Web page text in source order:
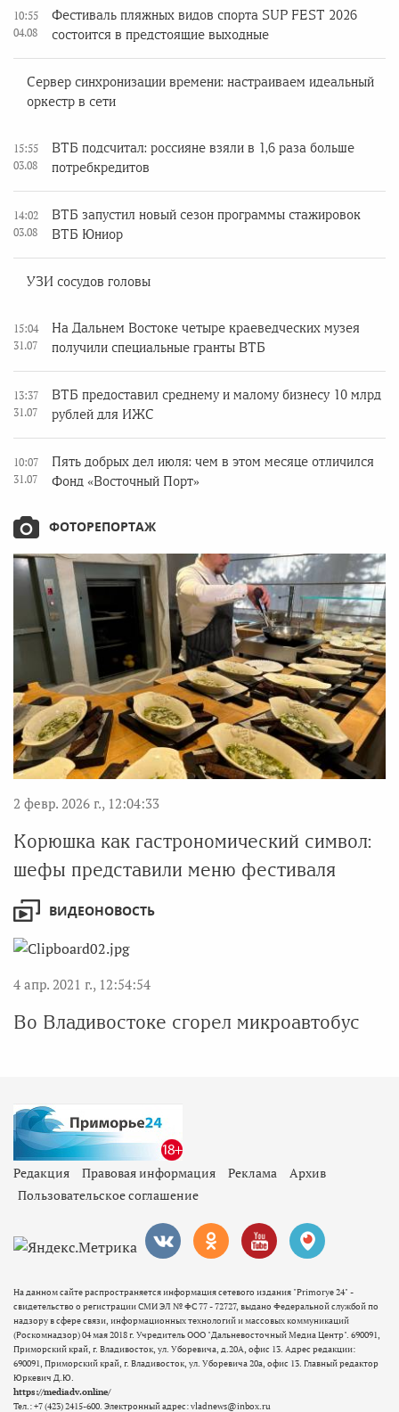
10:55
04.08
Фестиваль пляжных видов спорта SUP FEST 2026
состоится в предстоящие выходные
Сервер синхронизации времени: настраиваем идеальный
оркестр в сети
15:55
03.08
ВТБ подсчитал: россияне взяли в 1,6 раза больше
потребкредитов
14:02
03.08
ВТБ запустил новый сезон программы стажировок
ВТБ Юниор
УЗИ сосудов головы
15:04
31.07
На Дальнем Востоке четыре краеведческих музея
получили специальные гранты ВТБ
13:37
31.07
ВТБ предоставил среднему и малому бизнесу 10 млрд
рублей для ИЖС
10:07
31.07
Пять добрых дел июля: чем в этом месяце отличился
Фонд «Восточный Порт»
ФОТОРЕПОРТАЖ
2 февр. 2026 г., 12:04:33
Корюшка как гастрономический символ:
шефы представили меню фестиваля
ВИДЕОНОВОСТЬ
4 апр. 2021 г., 12:54:54
Во Владивостоке сгорел микроавтобус
Редакция Правовая информация Реклама
Архив
Пользовательское соглашение
На данном сайте распространяется информация сетевого издания "Primorye 24" -
свидетельство о регистрации СМИ ЭЛ № ФС 77 - 72727, выдано Федеральной службой по
надзору в сфере связи, информационных технологий и массовых коммуникаций
(Роскомнадзор) 04 мая 2018 г. Учредитель ООО "Дальневосточный Медиа Центр". 690091,
Приморский край, г. Владивосток, ул. Уборевича, д.20А, офис 13. Адрес редакции:
690091, Приморский край, г. Владивосток, ул. Уборевича 20а, офис 13. Главный редактор
Юркевич Д.Ю.
https://mediadv.online/
Тел.: +7 (423) 2415-600. Электронный адрес: vladnews@inbox.ru